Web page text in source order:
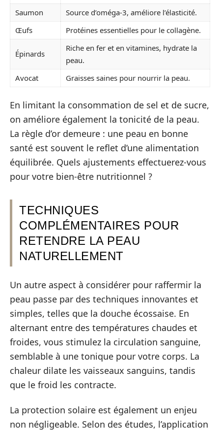
Saumon
Source d’oméga-3, améliore l’élasticité.
Œufs
Protéines essentielles pour le collagène.
Épinards
Riche en fer et en vitamines, hydrate la
peau.
Avocat
Graisses saines pour nourrir la peau.
En limitant la consommation de sel et de sucre,
on améliore également la tonicité de la peau.
La règle d’or demeure : une peau en bonne
santé est souvent le reflet d’une alimentation
équilibrée. Quels ajustements effectuerez-vous
pour votre bien-être nutritionnel ?
TECHNIQUES
COMPLÉMENTAIRES POUR
RETENDRE LA PEAU
NATURELLEMENT
Un autre aspect à considérer pour raffermir la
peau passe par des techniques innovantes et
simples, telles que la douche écossaise. En
alternant entre des températures chaudes et
froides, vous stimulez la circulation sanguine,
semblable à une tonique pour votre corps. La
chaleur dilate les vaisseaux sanguins, tandis
que le froid les contracte.
La protection solaire est également un enjeu
non négligeable. Selon des études, l’application